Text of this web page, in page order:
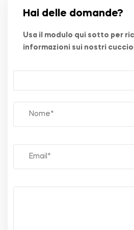
Hai delle domande?
Usa il modulo qui sotto per
informazioni sui nostri